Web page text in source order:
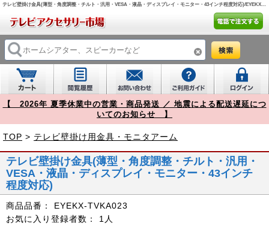
テレビ壁掛け金具(薄型・角度調整・チルト・汎用・VESA・液晶・ディスプレイ・モニター・43インチ程度対応)/EYEKX-TVKA023【テレビアクセサリー市場】
【 2026年 夏季休業中の営業・商品発送 ／ 地震による配送遅延につ
いてのお知らせ 】
TOP > テレビ壁掛け用金具・モニタアーム
テレビ壁掛け金具(薄型・角度調整・チルト・汎用・
VESA・液晶・ディスプレイ・モニター・43インチ
程度対応)
商品品番：
EYEKX-TVKA023
お気に入り登録者数：
1人